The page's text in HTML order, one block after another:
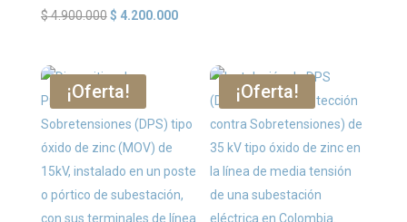
$4.900.000 El
era:
$ 4.900.000.
$ 4.200.000El
$ 4.200.000.
$ 280.000.$ 238.000.
¡Oferta! ¡Oferta!